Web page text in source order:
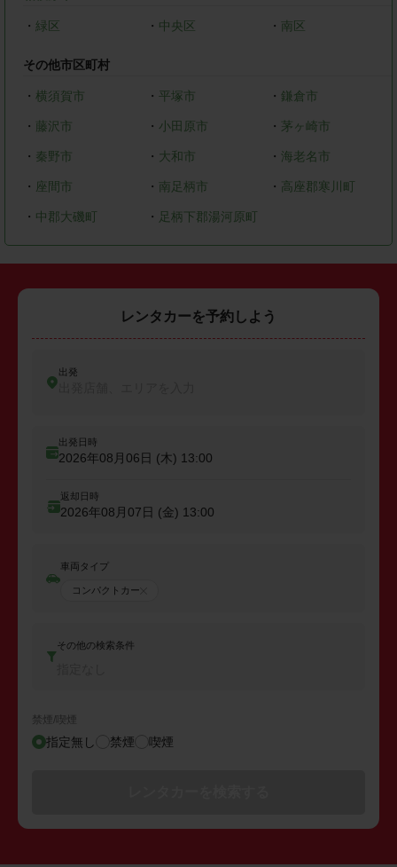
・ 緑区 ・ 中央区 ・ 南区
その他市区町村
・ 横須賀市 ・ 平塚市 ・ 鎌倉市
・ 藤沢市 ・ 小田原市 ・ 茅ヶ崎市
・ 秦野市 ・ 大和市 ・ 海老名市
・ 座間市 ・ 南足柄市 ・ 高座郡寒川町
・ 中郡大磯町 ・ 足柄下郡湯河原町
レンタカーを予約しよう
出発
出発日時
2026年08月06日 (木) 13:00
返却日時
2026年08月07日 (金) 13:00
車両タイプ
コンパクトカー
その他の検索条件
禁煙/喫煙
指定無し 禁煙 喫煙